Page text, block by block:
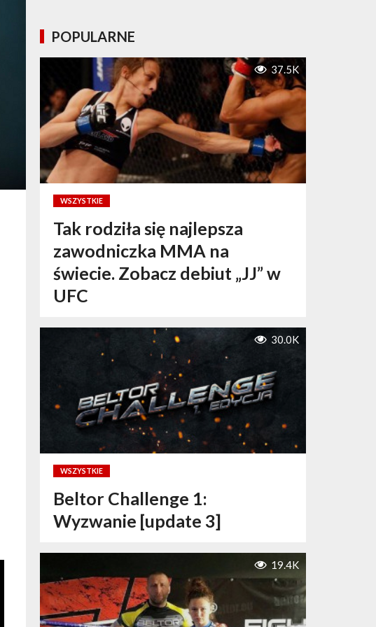
POPULARNE
37.5K
WSZYSTKIE
Tak rodziła się najlepsza
zawodniczka MMA na
świecie. Zobacz debiut „JJ” w
UFC
30.0K
WSZYSTKIE
Beltor Challenge 1:
Wyzwanie [update 3]
19.4K